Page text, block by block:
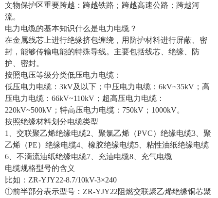
文物保护区重要跨越：跨越铁路；跨越高速公路；跨越河
流。
电力电缆的基本知识什么是电力电缆？
在金属线芯上进行绝缘挤包缠绕，用防护材料进行屏蔽、密
封，能够传输电能的特殊导线。主要包括线芯、绝缘、防
护、密封。
按照电压等级分类低压电力电缆：
低压电力电缆：3kV及以下；中压电力电缆：6kV~35kV；高
压电力电缆：66kV~110kV；超高压电力电缆：
220kV~500kV；特高压电力电缆：750kV；1000kV。
按照绝缘材料划分电缆类型
1、交联聚乙烯绝缘电缆2、聚氯乙烯（PVC）绝缘电缆3、聚
乙烯（PE）绝缘电缆4、橡胶绝缘电缆5、粘性油纸绝缘电缆
6、不滴流油纸绝缘电缆7、充油电缆8、充气电缆
电缆规格型号的含义
比如：ZR-YJY22-8.7/10kV-3×240
①前半部分表示型号：ZR-YJY22阻燃交联聚乙烯绝缘铜芯聚